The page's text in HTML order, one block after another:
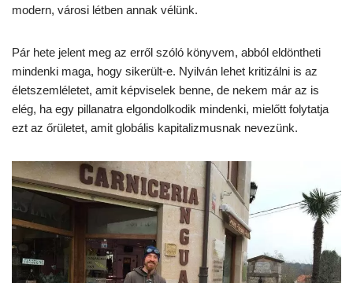
modern, városi létben annak vélünk.
Pár hete jelent meg az erről szóló könyvem, abból eldöntheti
mindenki maga, hogy sikerült-e. Nyilván lehet kritizálni is az
életszemléletet, amit képviselek benne, de nekem már az is
elég, ha egy pillanatra elgondolkodik mindenki, mielőtt folytatja
ezt az őrületet, amit globális kapitalizmusnak nevezünk.